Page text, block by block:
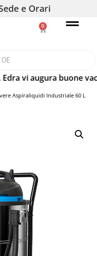
e Orari
0
vi augura buone
Aspiraliquidi Industriale 60 L